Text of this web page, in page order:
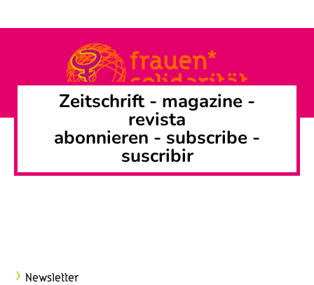
Zeitschrift - magazine -
revista
abonnieren - subscribe -
suscribir
Newsletter